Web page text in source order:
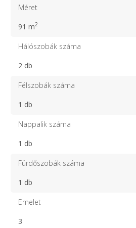
Méret
91 m2
Hálószobák száma
2 db
Félszobák száma
1 db
Nappalik száma
1 db
Fürdőszobák száma
1 db
Emelet
3